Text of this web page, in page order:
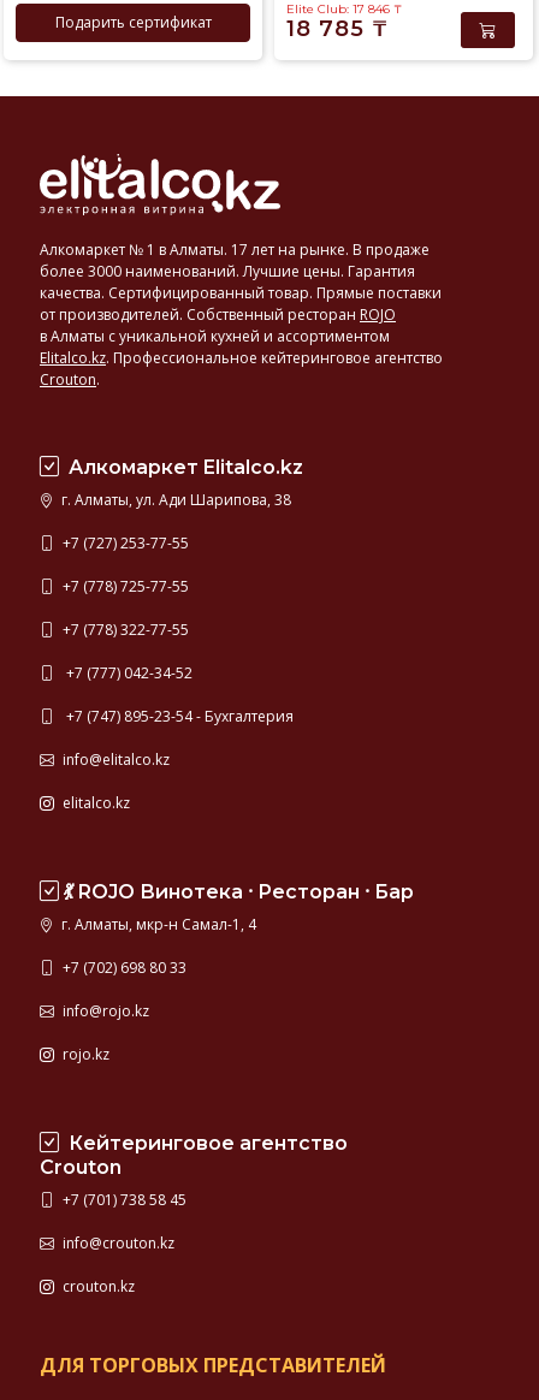
Подарить сертификат
Elite Club: 17 846 ₸
18 785 ₸
Алкомаркет № 1 в Алматы. 17 лет на рынке. В продаже
более 3000 наименований. Лучшие цены. Гарантия
качества. Сертифицированный товар. Прямые поставки
от производителей. Собственный ресторан ROJO
в Алматы с уникальной кухней и ассортиментом
Elitalco.kz. Профессиональное кейтеринговое агентство
Crouton.
Алкомаркет Elitalco.kz
г. Алматы, ул. Ади Шарипова, 38
+7 (727) 253-77-55
+7 (778) 725-77-55
+7 (778) 322-77-55
+7 (777) 042-34-52
+7 (747) 895-23-54 - Бухгалтерия
info@elitalco.kz
elitalco.kz
💃 ROJO Винотека ⸱ Ресторан ⸱ Бар
г. Алматы, мкр-н Самал-1, 4
+7 (702) 698 80 33
info@rojo.kz
rojo.kz
Кейтеринговое агентство
Crouton
+7 (701) 738 58 45
info@crouton.kz
crouton.kz
ДЛЯ ТОРГОВЫХ ПРЕДСТАВИТЕЛЕЙ